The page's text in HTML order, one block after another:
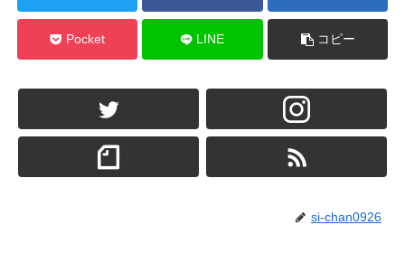
Pocket LINE コピー
si-chan0926